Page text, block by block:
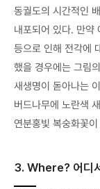
동궐도의 시간적인
내포되어 있다. 만약
등으로 인해 전각에
했을 경우에는 그림
새생명이 돋아나는
버드나무에 노란색
연분홍빛 복숭화꽃
3. Where? 어디